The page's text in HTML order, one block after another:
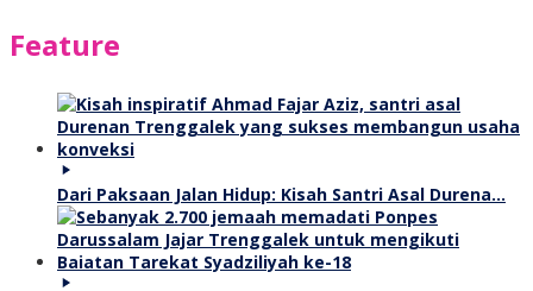
Feature
Dari Paksaan Jalan Hidup: Kisah Santri Asal Durena…